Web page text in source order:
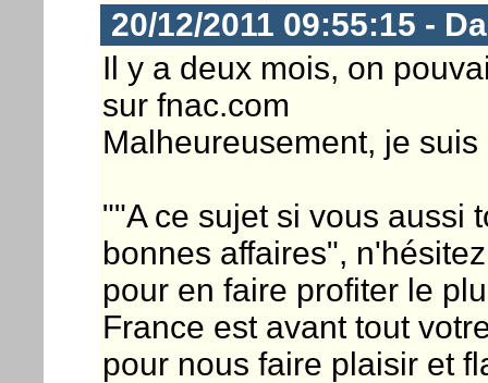
20/12/2011 09:55:15 -
Il y a deux mois, on
sur fnac.com
Malheureusement, je
""A ce sujet si vous aussi
bonnes affaires",
pour en faire profiter le
France est avant tout
pour nous faire plaisir et